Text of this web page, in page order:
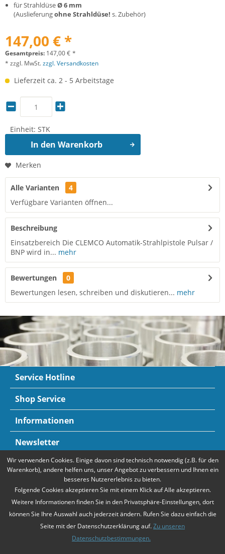
für StrahldüseØ 6 mm
(Auslieferungohne Strahldüse! s. Zubehör)
147,00 € *
Gesamtpreis: 147,00€ *
* zzgl. MwSt.zzgl. Versandkosten
Lieferzeit ca. 2 - 5 Arbeitstage
Einheit: STK
In den Warenkorb
Merken
Alle Varianten
4
Verfügbare Varianten öffnen...
Beschreibung
Einsatzbereich Die CLEMCO Automatik-Strahlpistole Pulsar /
BNP wird in... mehr
Bewertungen
0
Bewertungen lesen, schreiben und diskutieren... mehr
Service Hotline
Shop Service
Informationen
Newsletter
Zahlungsarten Mehr Informationen
Wir verwenden Cookies. Einige davon sind technisch notwendig (z.B. für den
Warenkorb), andere helfen uns, unser Angebot zu verbessern und Ihnen ein
besseres Nutzererlebnis zu bieten.
Folgende Cookies akzeptieren Sie mit einem Klick auf Alle akzeptieren.
Weitere Informationen finden Sie in den Privatsphäre-Einstellungen, dort
können Sie Ihre Auswahl auch jederzeit ändern. Rufen Sie dazu einfach die
Seite mit der Datenschutzerklärung auf.Zu unseren
Datenschutzbestimmungen.